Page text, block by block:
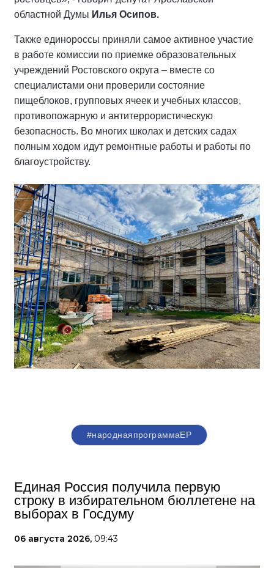
областной Думы Илья Осипов.
Также единороссы приняли самое активное участие
в работе комиссии по приемке образовательных
учреждений Ростовского округа – вместе со
специалистами они проверили состояние
пищеблоков, групповых ячеек и учебных классов,
противопожарную и антитеррористическую
безопасность. Во многих школах и детских садах
полным ходом идут ремонтные работы и работы по
благоустройству.
#народнаяпрограммаЕР
Единая Россия получила первую
строку в избирательном бюллетене на
выборах в Госдуму
06 августа 2026, 09:43